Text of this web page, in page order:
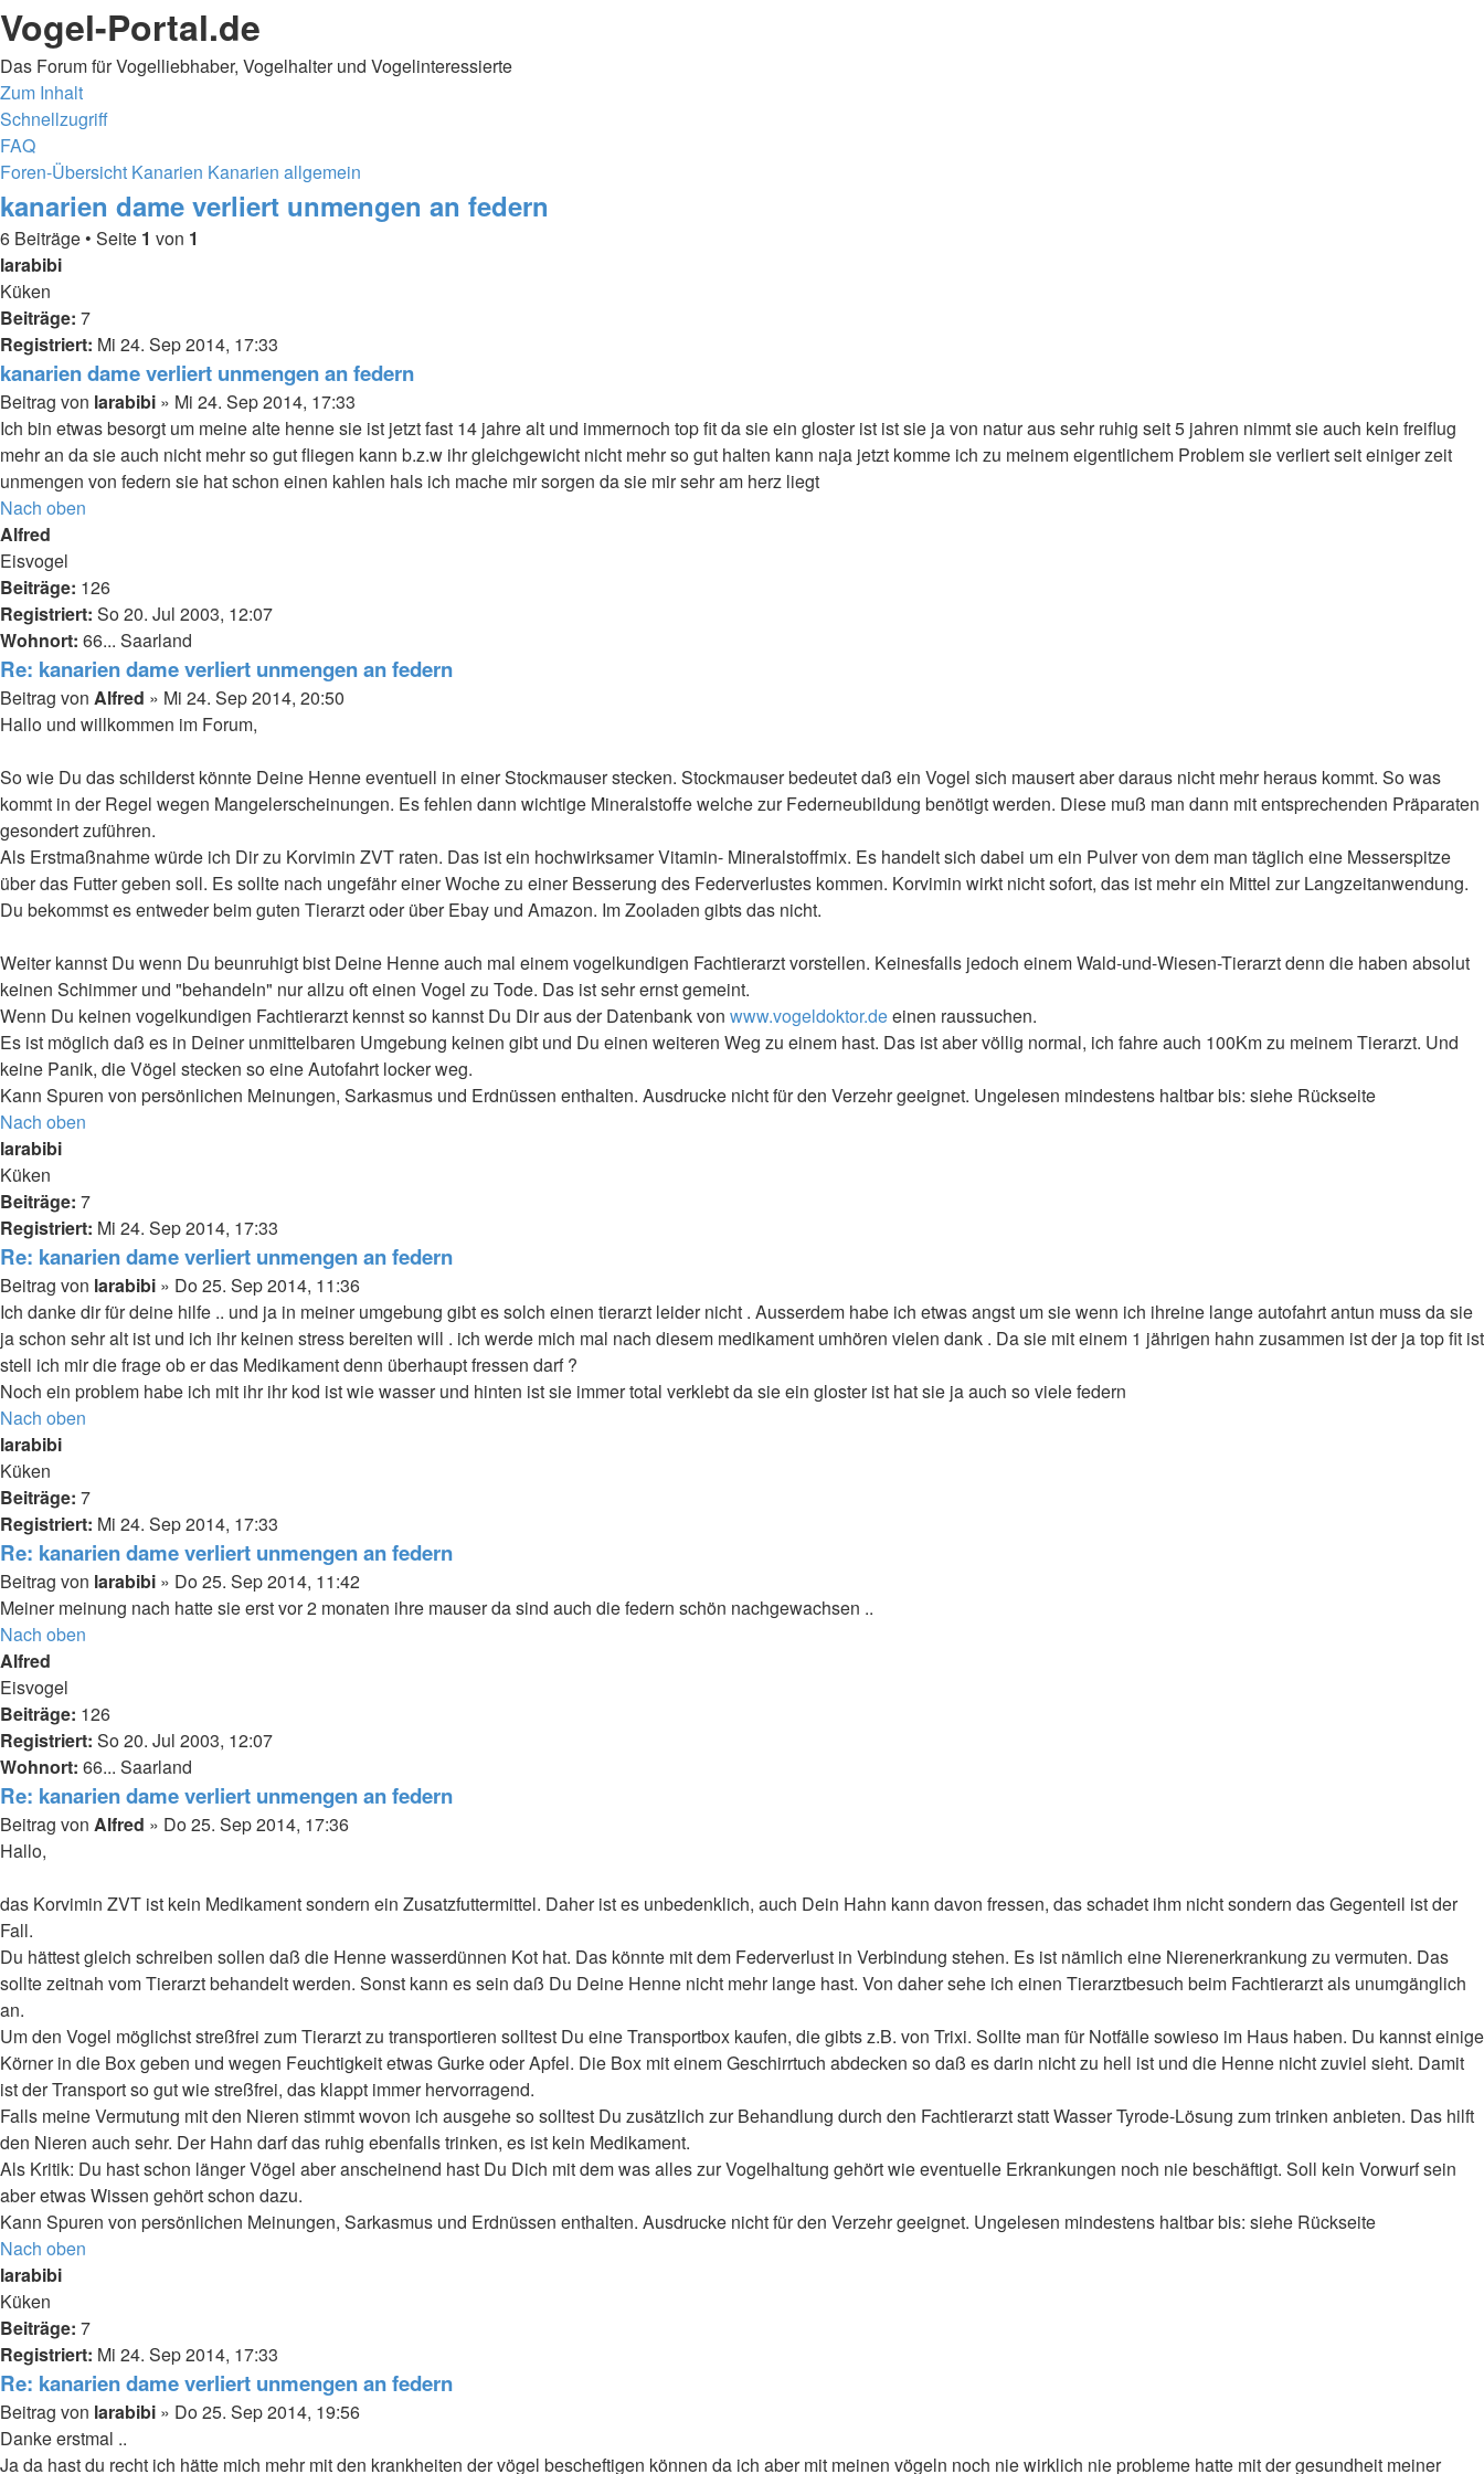
Vogel-Portal.de
Das Forum für Vogelliebhaber, Vogelhalter und Vogelinteressierte
Zum Inhalt
Schnellzugriff
FAQ
Foren-Übersicht Kanarien Kanarien allgemein
kanarien dame verliert unmengen an federn
6 Beiträge • Seite 1 von 1
larabibi
Küken
Beiträge: 7
Registriert: Mi 24. Sep 2014, 17:33
kanarien dame verliert unmengen an federn
Beitrag von larabibi » Mi 24. Sep 2014, 17:33
Ich bin etwas besorgt um meine alte henne sie ist jetzt fast 14 jahre alt und immernoch top fit da sie ein gloster ist ist sie ja von natur aus sehr ruhig seit 5 jahren nimmt sie auch kein freiflug
mehr an da sie auch nicht mehr so gut fliegen kann b.z.w ihr gleichgewicht nicht mehr so gut halten kann naja jetzt komme ich zu meinem eigentlichem Problem sie verliert seit einiger zeit
unmengen von federn sie hat schon einen kahlen hals ich mache mir sorgen da sie mir sehr am herz liegt
Nach oben
Alfred
Eisvogel
Beiträge: 126
Registriert: So 20. Jul 2003, 12:07
Wohnort: 66... Saarland
Re: kanarien dame verliert unmengen an federn
Beitrag von Alfred » Mi 24. Sep 2014, 20:50
Hallo und willkommen im Forum,
So wie Du das schilderst könnte Deine Henne eventuell in einer Stockmauser stecken. Stockmauser bedeutet daß ein Vogel sich mausert aber daraus nicht mehr heraus kommt. So was
kommt in der Regel wegen Mangelerscheinungen. Es fehlen dann wichtige Mineralstoffe welche zur Federneubildung benötigt werden. Diese muß man dann mit entsprechenden Präparaten
gesondert zuführen.
Als Erstmaßnahme würde ich Dir zu Korvimin ZVT raten. Das ist ein hochwirksamer Vitamin- Mineralstoffmix. Es handelt sich dabei um ein Pulver von dem man täglich eine Messerspitze
über das Futter geben soll. Es sollte nach ungefähr einer Woche zu einer Besserung des Federverlustes kommen. Korvimin wirkt nicht sofort, das ist mehr ein Mittel zur Langzeitanwendung.
Du bekommst es entweder beim guten Tierarzt oder über Ebay und Amazon. Im Zooladen gibts das nicht.
Weiter kannst Du wenn Du beunruhigt bist Deine Henne auch mal einem vogelkundigen Fachtierarzt vorstellen. Keinesfalls jedoch einem Wald-und-Wiesen-Tierarzt denn die haben absolut
keinen Schimmer und "behandeln" nur allzu oft einen Vogel zu Tode. Das ist sehr ernst gemeint.
Wenn Du keinen vogelkundigen Fachtierarzt kennst so kannst Du Dir aus der Datenbank von www.vogeldoktor.deeinen raussuchen.
Es ist möglich daß es in Deiner unmittelbaren Umgebung keinen gibt und Du einen weiteren Weg zu einem hast. Das ist aber völlig normal, ich fahre auch 100Km zu meinem Tierarzt. Und
keine Panik, die Vögel stecken so eine Autofahrt locker weg.
Kann Spuren von persönlichen Meinungen, Sarkasmus und Erdnüssen enthalten. Ausdrucke nicht für den Verzehr geeignet. Ungelesen mindestens haltbar bis: siehe Rückseite
Nach oben
larabibi
Küken
Beiträge: 7
Registriert: Mi 24. Sep 2014, 17:33
Re: kanarien dame verliert unmengen an federn
Beitrag von larabibi » Do 25. Sep 2014, 11:36
Ich danke dir für deine hilfe .. und ja in meiner umgebung gibt es solch einen tierarzt leider nicht . Ausserdem habe ich etwas angst um sie wenn ich ihreine lange autofahrt antun muss da sie
ja schon sehr alt ist und ich ihr keinen stress bereiten will . ich werde mich mal nach diesem medikament umhören vielen dank . Da sie mit einem 1 jährigen hahn zusammen ist der ja top fit ist
stell ich mir die frage ob er das Medikament denn überhaupt fressen darf ?
Noch ein problem habe ich mit ihr ihr kod ist wie wasser und hinten ist sie immer total verklebt da sie ein gloster ist hat sie ja auch so viele federn
Nach oben
larabibi
Küken
Beiträge: 7
Registriert: Mi 24. Sep 2014, 17:33
Re: kanarien dame verliert unmengen an federn
Beitrag von larabibi » Do 25. Sep 2014, 11:42
Meiner meinung nach hatte sie erst vor 2 monaten ihre mauser da sind auch die federn schön nachgewachsen ..
Nach oben
Alfred
Eisvogel
Beiträge: 126
Registriert: So 20. Jul 2003, 12:07
Wohnort: 66... Saarland
Re: kanarien dame verliert unmengen an federn
Beitrag von Alfred » Do 25. Sep 2014, 17:36
Hallo,
das Korvimin ZVT ist kein Medikament sondern ein Zusatzfuttermittel. Daher ist es unbedenklich, auch Dein Hahn kann davon fressen, das schadet ihm nicht sondern das Gegenteil ist der
Fall.
Du hättest gleich schreiben sollen daß die Henne wasserdünnen Kot hat. Das könnte mit dem Federverlust in Verbindung stehen. Es ist nämlich eine Nierenerkrankung zu vermuten. Das
sollte zeitnah vom Tierarzt behandelt werden. Sonst kann es sein daß Du Deine Henne nicht mehr lange hast. Von daher sehe ich einen Tierarztbesuch beim Fachtierarzt als unumgänglich
an.
Um den Vogel möglichst streßfrei zum Tierarzt zu transportieren solltest Du eine Transportbox kaufen, die gibts z.B. von Trixi. Sollte man für Notfälle sowieso im Haus haben. Du kannst einige
Körner in die Box geben und wegen Feuchtigkeit etwas Gurke oder Apfel. Die Box mit einem Geschirrtuch abdecken so daß es darin nicht zu hell ist und die Henne nicht zuviel sieht. Damit
ist der Transport so gut wie streßfrei, das klappt immer hervorragend.
Falls meine Vermutung mit den Nieren stimmt wovon ich ausgehe so solltest Du zusätzlich zur Behandlung durch den Fachtierarzt statt Wasser Tyrode-Lösung zum trinken anbieten. Das hilft
den Nieren auch sehr. Der Hahn darf das ruhig ebenfalls trinken, es ist kein Medikament.
Als Kritik: Du hast schon länger Vögel aber anscheinend hast Du Dich mit dem was alles zur Vogelhaltung gehört wie eventuelle Erkrankungen noch nie beschäftigt. Soll kein Vorwurf sein
aber etwas Wissen gehört schon dazu.
Kann Spuren von persönlichen Meinungen, Sarkasmus und Erdnüssen enthalten. Ausdrucke nicht für den Verzehr geeignet. Ungelesen mindestens haltbar bis: siehe Rückseite
Nach oben
larabibi
Küken
Beiträge: 7
Registriert: Mi 24. Sep 2014, 17:33
Re: kanarien dame verliert unmengen an federn
Beitrag von larabibi » Do 25. Sep 2014, 19:56
Danke erstmal ..
Ja da hast du recht ich hätte mich mehr mit den krankheiten der vögel bescheftigen können da ich aber mit meinen vögeln noch nie wirklich nie probleme hatte mit der gesundheit meiner